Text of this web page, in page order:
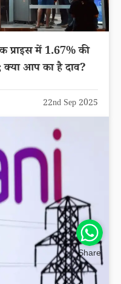
प्राइस में 1.67% की
क्या आप का है दाव?
22nd Sep 2025
Share